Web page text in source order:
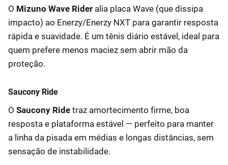
O Mizuno Wave Rider alia placa Wave (que dissipa
impacto) ao Enerzy/Enerzy NXT para garantir resposta
rápida e suavidade. É um tênis diário estável, ideal para
quem prefere menos maciez sem abrir mão da
proteção.
Saucony Ride
O Saucony Ride traz amortecimento firme, boa
resposta e plataforma estável — perfeito para manter
a linha da pisada em médias e longas distâncias, sem
sensação de instabilidade.